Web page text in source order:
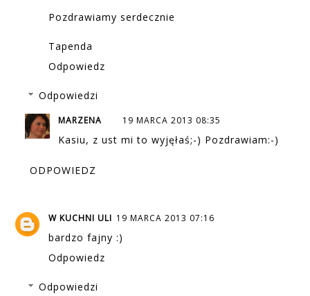
Pozdrawiamy serdecznie
Tapenda
Odpowiedz
Odpowiedzi
MARZENA 19 MARCA 2013 08:35
Kasiu, z ust mi to wyjęłaś;-) Pozdrawiam:-)
ODPOWIEDZ
W KUCHNI ULI 19 MARCA 2013 07:16
bardzo fajny :)
Odpowiedz
Odpowiedzi